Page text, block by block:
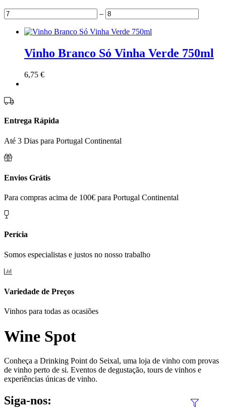
–
Vinho Branco Só Vinha Verde 750ml
6,75 €
Entrega Rápida
Até 3 Dias para Portugal Continental
Envios Grátis
Para compras acima de 100€ para Portugal Continental
Perícia
Somos especialistas e justos no nosso trabalho
Variedade de Preços
Vinhos para todas as ocasiões
Wine Spot
Conheça a Drinking Point do Seixal, uma loja de vinho com provas
de vinho perto de si. Eventos de degustação, tours de vinhos e
experiências únicas de vinho.
Siga-nos: